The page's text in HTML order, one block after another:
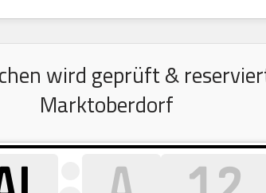
wird geprüft &
Marktoberdorf